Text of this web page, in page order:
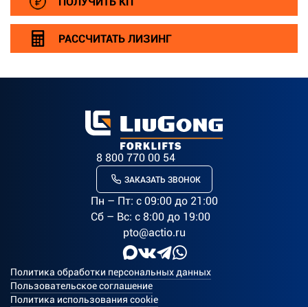
РАССЧИТАТЬ ЛИЗИНГ
8 800 770 00 54
ЗАКАЗАТЬ ЗВОНОК
Пн – Пт: c 09:00 до 21:00
Сб – Вс: с 8:00 до 19:00
pto@actio.ru
Политика обработки персональных данных
Пользовательское соглашение
Политика использования cookie